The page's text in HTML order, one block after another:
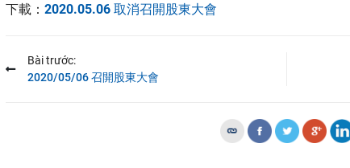
下載：2020.05.06 取消召開股東大會
Bài trước:
2020/05/06 召開股東大會